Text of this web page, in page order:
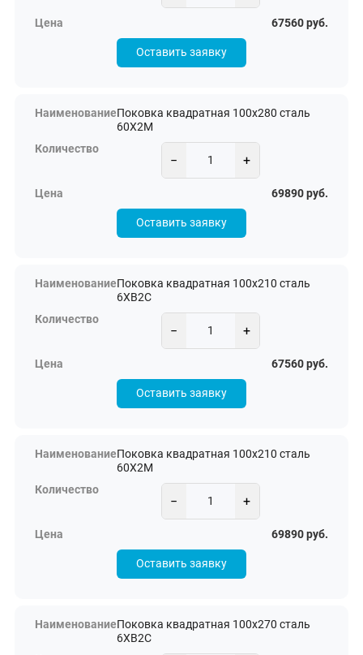
67560 руб.
Оставить заявку
Поковка квадратная 100х280 сталь
60Х2М
− +
69890 руб.
Оставить заявку
Поковка квадратная 100х210 сталь
6ХВ2С
− +
67560 руб.
Оставить заявку
Поковка квадратная 100х210 сталь
60Х2М
− +
69890 руб.
Оставить заявку
Поковка квадратная 100х270 сталь
6ХВ2С